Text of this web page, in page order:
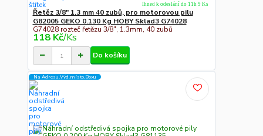
Řetěz 3/8" 1.3 mm 40 zubů, pro motorovou pilu
G82005 GEKO 0.130 Kg HOBY Sklad3 G74028
G74028 rozteč řetězu 3/8", 1.3mm, 40 zubů
118 Kč/Ks
Ihned k odeslání do 11h 9 Ks
Do košíku
Na Adresu,Výd.místo,Boxu